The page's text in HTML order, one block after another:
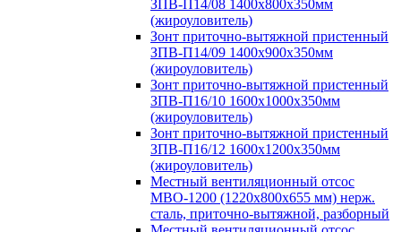
ЗПВ-П14/08 1400х800х350мм
(жироуловитель)
Зонт приточно-вытяжной пристенный
ЗПВ-П14/09 1400х900х350мм
(жироуловитель)
Зонт приточно-вытяжной пристенный
ЗПВ-П16/10 1600х1000х350мм
(жироуловитель)
Зонт приточно-вытяжной пристенный
ЗПВ-П16/12 1600х1200х350мм
(жироуловитель)
Местный вентиляционный отсос
МВО-1200 (1220х800х655 мм) нерж.
сталь, приточно-вытяжной, разборный